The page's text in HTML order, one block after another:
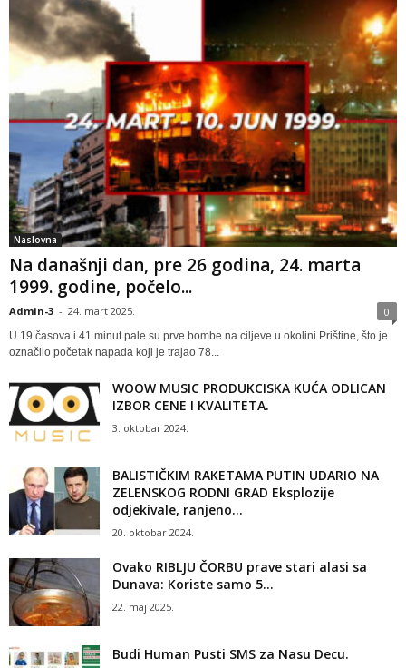
Naslovna
Na današnji dan, pre 26 godina, 24. marta
1999. godine, počelo...
Admin-3 - 24. mart 2025. 0
U 19 časova i 41 minut pale su prve bombe na ciljeve u okolini Prištine, što je
označilo početak napada koji je trajao 78...
WOOW MUSIC PRODUKCISKA KUĆA ODLICAN
IZBOR CENE I KVALITETA.
3. oktobar 2024.
BALISTIČKIM RAKETAMA PUTIN UDARIO NA
ZELENSKOG RODNI GRAD Eksplozije
odjekivale, ranjeno...
20. oktobar 2024.
Ovako RIBLJU ČORBU prave stari alasi sa
Dunava: Koriste samo 5...
22. maj 2025.
Budi Human Pusti SMS za Nasu Decu.